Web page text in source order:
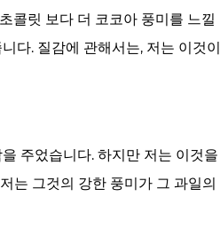
콜릿 보다 더 코코아 풍미를 느낄
다. 질감에 관해서는, 저는 이것이
주었습니다. 하지만 저는 이것을
는 그것의 강한 풍미가 그 과일의